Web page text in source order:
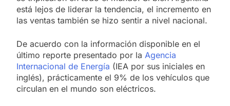
está lejos de liderar la tendencia, el incremento en
las ventas también se hizo sentir a nivel nacional.
De acuerdo con la información disponible en el
último reporte presentado por la Agencia
Internacional de Energía (IEA por sus iniciales en
inglés), prácticamente el 9% de los vehículos que
circulan en el mundo son eléctricos.